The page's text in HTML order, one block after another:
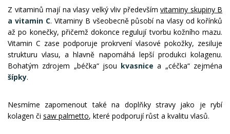
Z vitaminů mají na vlasy velký vliv především vitaminy skupiny B
a vitamin C. Vitaminy B všeobecně působí na vlasy od kořínků
až po konečky, přičemž dokonce regulují tvorbu kožního mazu.
Vitamin C zase podporuje prokrvení vlasové pokožky, zesiluje
strukturu vlasu, a hlavně napomáhá lepší produkci kolagenu.
Bohatým zdrojem „béčka“ jsou kvasnicea „céčka“ zejména
šípky.
Nesmíme zapomenout také na doplňky stravy jako je rybí
kolagen či saw palmetto, které podporují růst a kvalitu vlasů.